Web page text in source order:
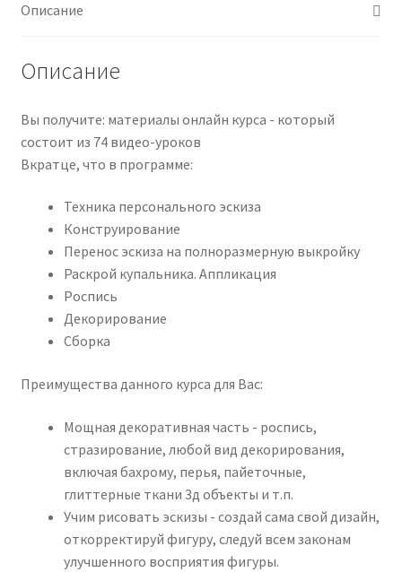
гимнастики
Описание
Описание
Вы получите: материалы онлайн курса - который
состоит из 74 видео-уроков
Вкратце, что в программе:
Техника персонального эскиза
Конструирование
Перенос эскиза на полноразмерную выкройку
Раскрой купальника. Аппликация
Роспись
Декорирование
Сборка
Преимущества данного курса для Вас:
Мощная декоративная часть - роспись,
стразирование, любой вид декорирования,
включая бахрому, перья, пайеточные,
глиттерные ткани 3д объекты и т.п.
Учим рисовать эскизы - создай сама свой дизайн,
откорректируй фигуру, следуй всем законам
улучшенного восприятия фигуры.